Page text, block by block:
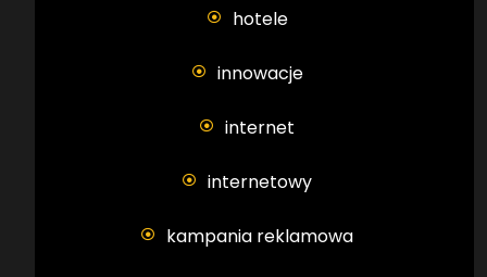
hotele
innowacje
internet
internetowy
kampania reklamowa